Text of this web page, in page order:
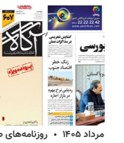
روزنامه‌های صبح پنج‌شنبه ۱۵ مرداد ۱۴۰۵